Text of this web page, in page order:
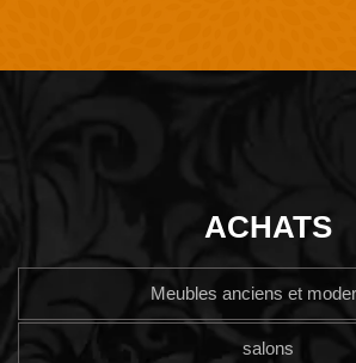
ACHATS
Meubles anciens et
salons